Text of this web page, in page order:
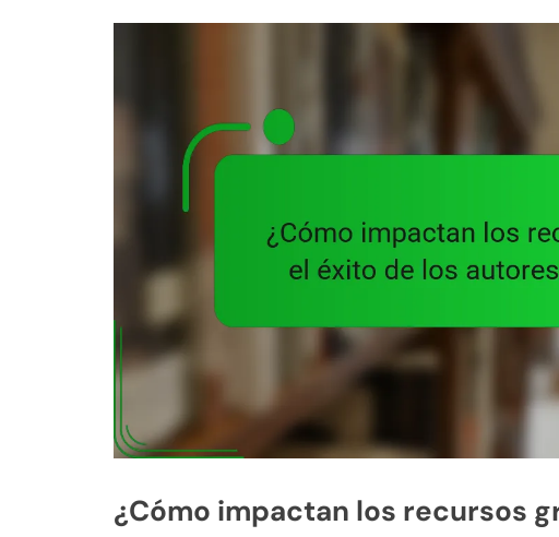
¿Cómo impactan los recursos